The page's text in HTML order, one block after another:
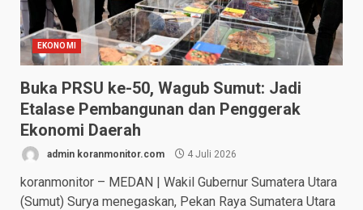
EKONOMI
Buka PRSU ke-50, Wagub Sumut: Jadi
Etalase Pembangunan dan Penggerak
Ekonomi Daerah
admin koranmonitor.com 4 Juli 2026
koranmonitor – MEDAN | Wakil Gubernur Sumatera Utara
(Sumut) Surya menegaskan, Pekan Raya Sumatera Utara